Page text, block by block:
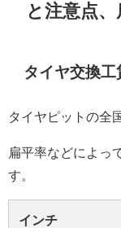
と注意点、
タイヤ交換工
タイヤピットの全
扁平率などによっ
す。
インチ